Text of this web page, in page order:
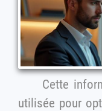
Cette
utilisée pour optimiser le contenu et les